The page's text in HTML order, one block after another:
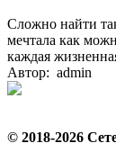
Сложно найти
мечтала как
каждая
Автор: admin
© 2018-2026